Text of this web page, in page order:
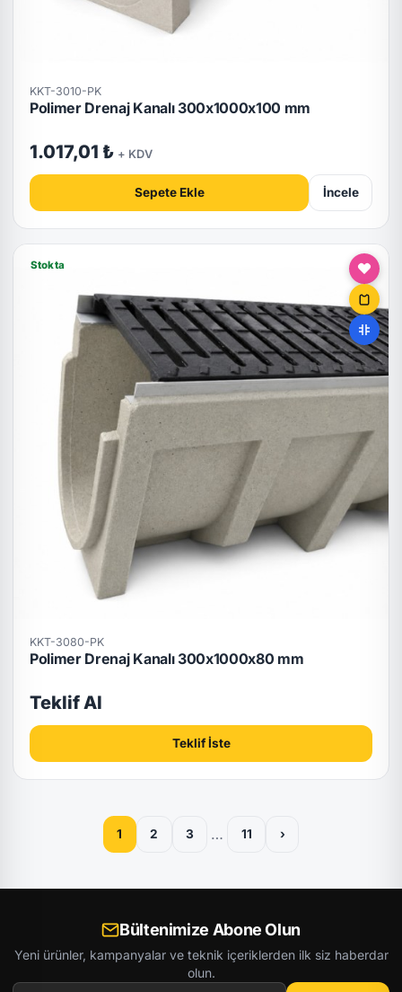
KKT-3010-PK
Polimer Drenaj Kanalı 300x1000x100 mm
1.017,01 ₺ + KDV
Sepete Ekle İncele
Stokta
KKT-3080-PK
Polimer Drenaj Kanalı 300x1000x80 mm
Teklif Al
Teklif İste
1 2 3 … 11 ›
Bültenimize Abone Olun
Yeni ürünler, kampanyalar ve teknik içeriklerden ilk siz haberdar
olun.